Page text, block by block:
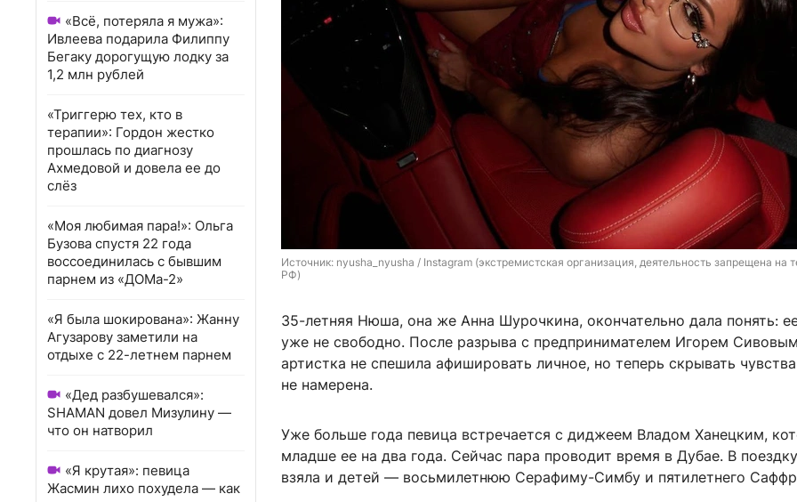
«Всё, потеряла я мужа»:
Ивлеева подарила Филиппу
Бегаку дорогущую лодку за
1,2 млн рублей
«Триггерю тех, кто в
терапии»: Гордон жестко
прошлась по диагнозу
Ахмедовой и довела ее до
слёз
«Моя любимая пара!»: Ольга
Бузова спустя 22 года
воссоединилась с бывшим
парнем из «ДОМа-2»
«Я была шокирована»: Жанну
Агузарову заметили на
отдыхе с 22-летнем парнем
«Дед разбушевался»:
SHAMAN довел Мизулину —
что он натворил
«Я крутая»: певица
Жасмин лихо похудела — как
Источник: nyusha_nyusha / Instagram (экстремистская организация, деятельность запрещена на
РФ)
35-летняя Нюша, она же Анна Шурочкина, окончательно дала понять:
уже не свободно. После разрыва с предпринимателем Игорем
артистка не спешила афишировать личное, но теперь скрывать
не намерена.
Уже больше года певица встречается с диджеем Владом Ханецким,
младше ее на два года. Сейчас пара проводит время в Дубае. В
взяла и детей — восьмилетнюю Серафиму-Симбу и пятилетнего